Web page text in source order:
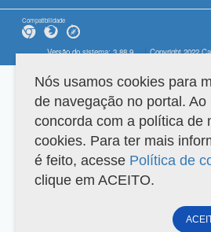
Compatibilidade
Versão do sistema: 3.88.9 Copyright 2022
Nós usamos cookies para
de navegação no portal.
concorda com a política de
cookies. Para ter mais
é feito, acesse Política de
clique em ACEITO.